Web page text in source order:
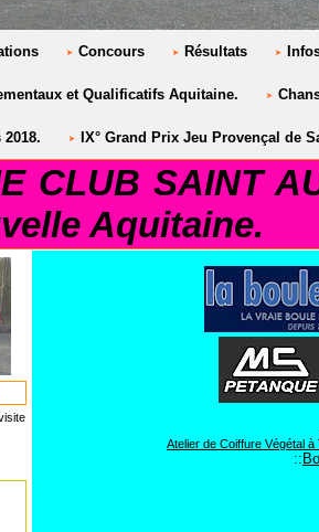
Concours Résultats
et Qualificatifs Aquitaine.
IX° Grand Prix Jeu Provençal de
CLUB SAINT
Aquitaine.
sur le site PETANQUE CLUB SAINT AULAYE***
Atelier de Coiffure Végétal à
::